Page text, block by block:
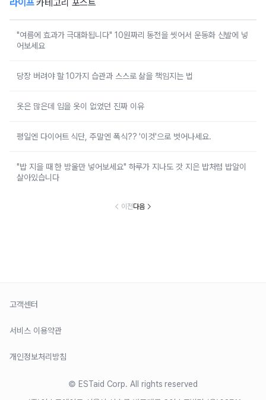
라이프카테고리 포스트
"여름에 효과가 극대화됩니다" 10원짜리 동전을 씻어서 운동화 신발에 넣
어보세요
당장 버려야 할 10가지 습관과 스스로 삶을 책임지는 법
옷은 많은데 입을 옷이 없었던 진짜 이유
평일엔 다이어트 식단, 주말엔 폭식?? '이것'으로 벗어나세요.
"밥 지을 때 한 방울만 넣어보세요" 하루가 지나도 갓 지은 밥처럼 밥알이
살아있습니다
이전다음
고객센터
서비스 이용약관
개인정보처리방침
© ESTaid Corp. All rights reserved